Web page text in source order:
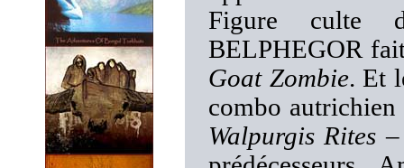
Figure culte
BELPHEGOR
Goat Zombie. Et
combo
Walpurgis Rites